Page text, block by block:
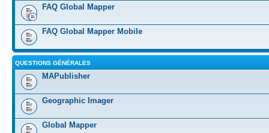
FAQ Global Mapper
FAQ Global Mapper Mobile
QUESTIONS GÉNÉRALES
MAPublisher
Geographic Imager
Global Mapper